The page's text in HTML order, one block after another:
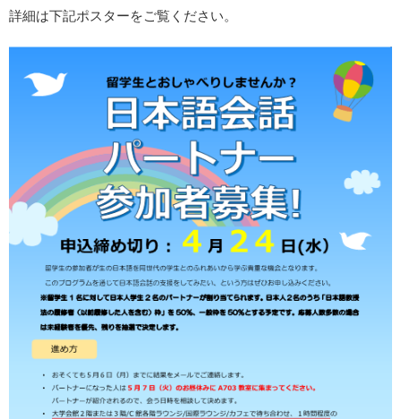
詳細は下記ポスターをご覧ください。